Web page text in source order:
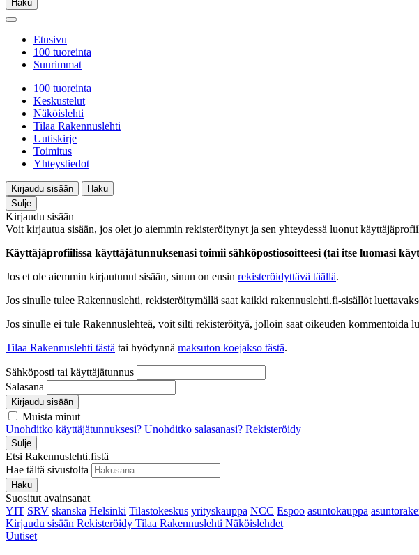
Haku
Etusivu
100 tuoreinta
Suurimmat
100 tuoreinta
Keskustelut
Näköislehti
Tilaa Rakennuslehti
Uutiskirje
Toimitus
Yhteystiedot
Kirjaudu sisään
Haku
Sulje
Kirjaudu sisään
Voit kirjautua sisään, jos olet jo aiemmin rekisteröitynyt ja sen yhteydessä luonut
Käyttäjäprofiilissa käyttäjätunnuksenasi toimii sähköpostiosoitteesi (tai itse luomasi
Jos et ole aiemmin kirjautunut sisään, sinun on ensin rekisteröidyttävä täällä.
Jos sinulle tulee Rakennuslehti, rekisteröitymällä saat kaikki rakennuslehti.fi-sisällöt
Jos sinulle ei tule Rakennuslehteä, voit silti rekisteröityä, jolloin saat oikeuden kommentoida
Tilaa Rakennuslehti tästä tai hyödynnä maksuton koejakso tästä.
Sähköposti tai käyttäjätunnus
Salasana
Kirjaudu sisään
Muista minut
Unohditko käyttäjätunnuksesi? Unohditko salasanasi? Rekisteröidy
Sulje
Etsi Rakennuslehti.fistä
Hae tältä sivustolta
Haku
Suositut avainsanat
YIT SRV skanska Helsinki Tilastokeskus yrityskauppa NCC Espoo asuntokauppa
Kirjaudu sisään Rekisteröidy Tilaa Rakennuslehti Näköislehdet
Uutiset